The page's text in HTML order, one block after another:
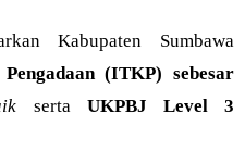
Kabupaten Sumbawa
(ITKP) sebesar
serta UKPBJ Level 3